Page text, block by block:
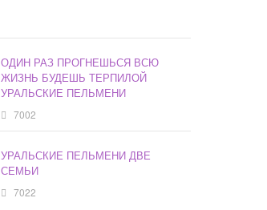
ОДИН РАЗ ПРОГНЕШЬСЯ ВСЮ
ЖИЗНЬ БУДЕШЬ ТЕРПИЛОЙ
УРАЛЬСКИЕ ПЕЛЬМЕНИ
7002
УРАЛЬСКИЕ ПЕЛЬМЕНИ ДВЕ
СЕМЬИ
7022